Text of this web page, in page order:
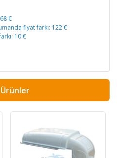
€
fiyat farkı: 122 €
10 €